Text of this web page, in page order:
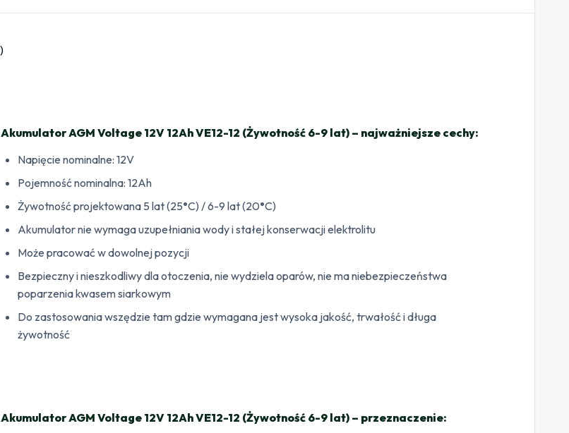
Akumulator AGM Voltage 12V 12Ah VE12-12 (Żywotność 6-9 lat) – najważniejsze cechy:
Napięcie nominalne: 12V
Pojemność nominalna: 12Ah
Żywotność projektowana 5 lat (25°C) / 6-9 lat (20°C)
Akumulator nie wymaga uzupełniania wody i stałej konserwacji elektrolitu
Może pracować w dowolnej pozycji
Bezpieczny i nieszkodliwy dla otoczenia, nie wydziela oparów, nie ma niebezpieczeństwa
poparzenia kwasem siarkowym
Do zastosowania wszędzie tam gdzie wymagana jest wysoka jakość, trwałość i długa
żywotność
Akumulator AGM Voltage 12V 12Ah VE12-12 (Żywotność 6-9 lat) – przeznaczenie: